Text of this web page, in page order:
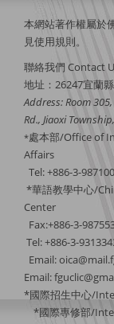
本網站著作權屬於
見使用規則。
聯絡我們 Contact
地址：26247宜蘭
Address: Room
Rd., Jiaoxi
*處本部/Office of
Affairs
Tel: +886-3-
*華語教學中心/
Center
Tel: +886-3-
Email:
Email:
*國際招生中心/
*國際專修部/